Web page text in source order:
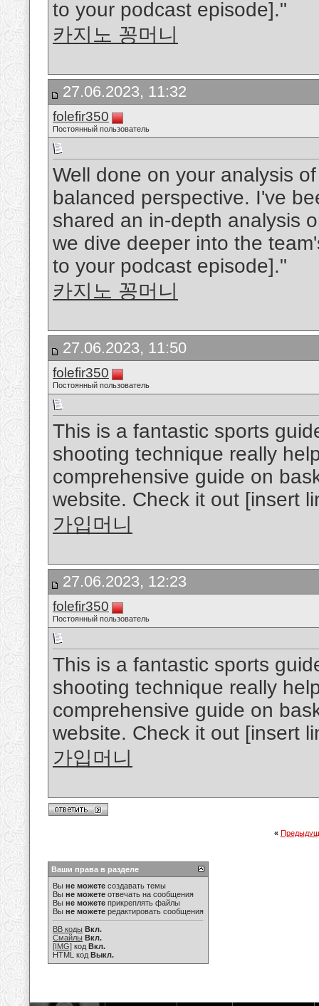
to your podcast episode]."
카지노 꽁머니
27.06.2023, 11:32
folefir350
Постоянный пользователь
Well done on your analysis
balanced perspective. I've
shared an in-depth analysis
we dive deeper into the
to your podcast episode]."
카지노 꽁머니
27.06.2023, 11:50
folefir350
Постоянный пользователь
This is a fantastic sports
shooting technique really
comprehensive guide on
website. Check it out [insert
가입머니
27.06.2023, 12:23
folefir350
Постоянный пользователь
This is a fantastic sports
shooting technique really
comprehensive guide on
website. Check it out [insert
가입머니
«
Ваши права в разделе
Вы не можете создавать темы
Вы не можете отвечать на сообщения
Вы не можете прикреплять файлы
Вы не можете редактировать сообщения
BB коды Вкл.
Смайлы Вкл.
[IMG] код Вкл.
HTML код Выкл.